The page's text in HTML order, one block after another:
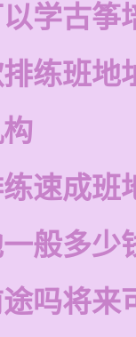
学古筝
练班地
速成班
般多少
吗将来